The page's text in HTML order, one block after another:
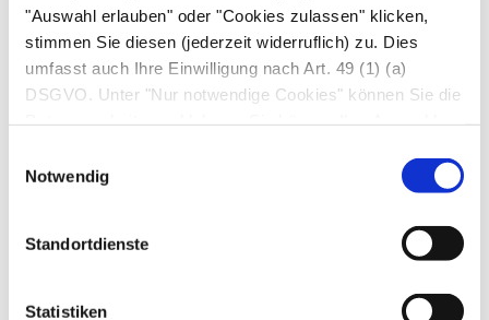
"Auswahl erlauben" oder "Cookies zulassen" klicken,
stimmen Sie diesen (jederzeit widerruflich) zu. Dies
umfasst auch Ihre Einwilligung nach Art. 49 (1) (a)
DSGVO. Unter "Nur notwendige Cookies" können Sie die
Notwendig
Standortdienste
Statistiken
Liquor: v. a. bei nicht infektiösen
Entzündungen und Infektionen des zentralen
Nervensystems, Zirkulationsstörungen des
Ursachen erniedrigter Werte
derAlbumin-Konzentration
, Antikörpermangel